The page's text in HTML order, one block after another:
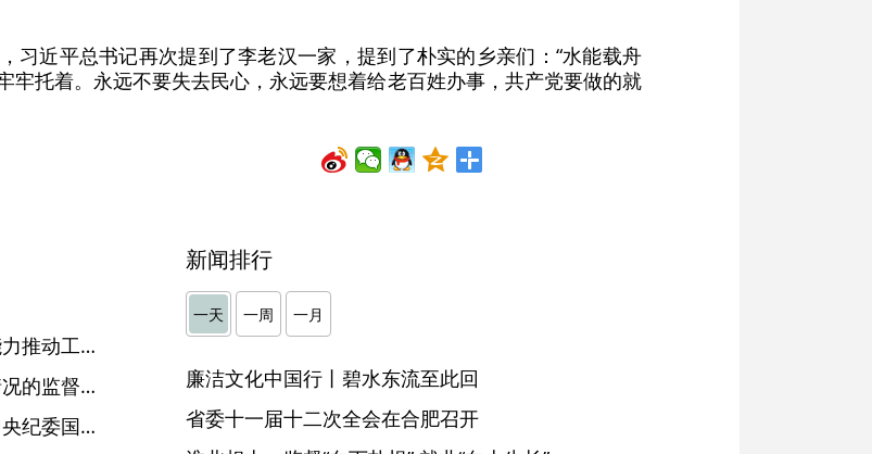
习近平总书记再次提到了李老汉一家，提到了朴实的乡亲们：“水能载舟
牢托着。永远不要失去民心，永远要想着给老百姓办事，共产党要做的就
阜阳：将学习李夏同志精神体现到提升能力推动工作上
亳州：开展脱贫攻坚领域专项巡察整改情况的监督检查
河南省政府党组成员、副省长徐光接受中央纪委国家监委纪律审查和监察调查
新闻排行
一天 一周 一月
廉洁文化中国行丨碧水东流至此回
省委十一届十二次全会在合肥召开